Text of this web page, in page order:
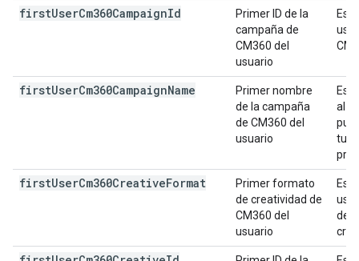
firstUserCm360CampaignId
Primer ID de la
campaña de
CM360 del
usuario
Es
firstUserCm360CampaignName
Primer nombre
de la campaña
de CM360 del
usuario
Es
al
tus
firstUserCm360CreativeFormat
Primer formato
de creatividad de
CM360 del
usuario
Es
de